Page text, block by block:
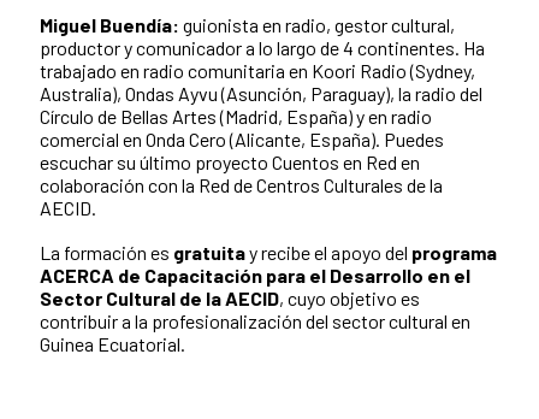
Miguel Buendía: guionista en radio, gestor cultural,
productor y comunicador a lo largo de 4 continentes. Ha
trabajado en radio comunitaria en Koori Radio (Sydney,
Australia), Ondas Ayvu (Asunción, Paraguay), la radio del
Círculo de Bellas Artes (Madrid, España) y en radio
comercial en Onda Cero (Alicante, España). Puedes
escuchar su último proyecto Cuentos en Red en
colaboración con la Red de Centros Culturales de la
AECID.
La formación es gratuitay recibe el apoyo del programa
ACERCA de Capacitación para el Desarrollo en el
Sector Cultural de la AECID, cuyo objetivo es
contribuir a la profesionalización del sector cultural en
Guinea Ecuatorial.